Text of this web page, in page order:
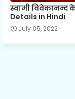
स्वामी विवेकानन्द
Details in Hindi
July 05, 2022